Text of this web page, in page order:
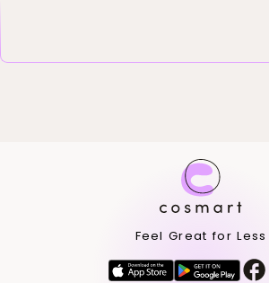
Feel Great for Less